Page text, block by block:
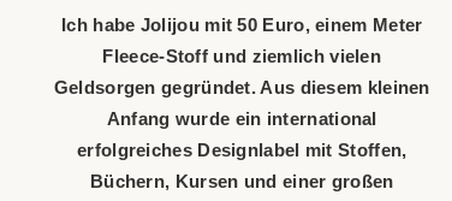
Ich habe Jolijou mit 50 Euro, einem Meter
Fleece-Stoff und ziemlich vielen
Geldsorgen gegründet. Aus diesem kleinen
Anfang wurde ein international
erfolgreiches Designlabel mit Stoffen,
Büchern, Kursen und einer großen